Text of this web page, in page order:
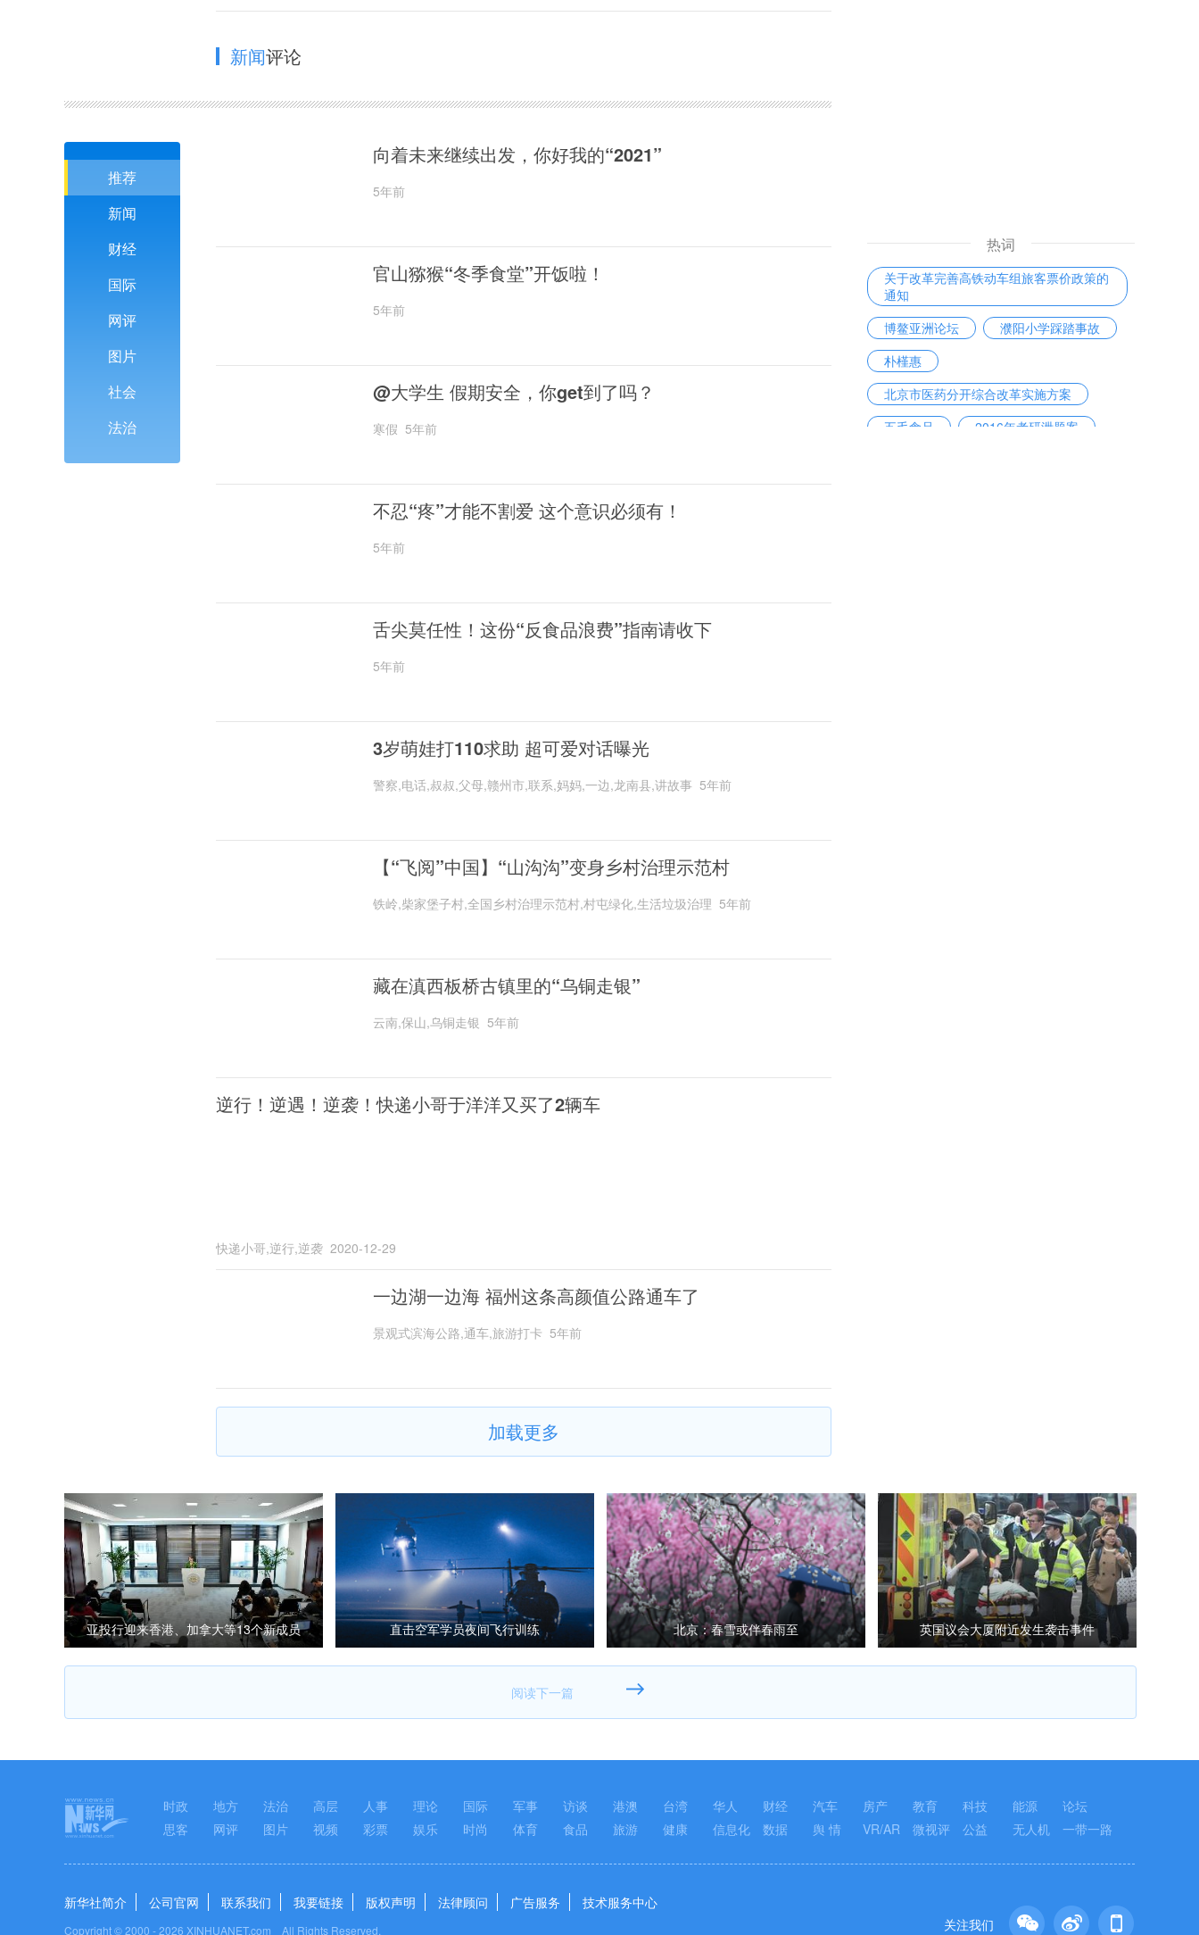
新闻评论
推荐
新闻
财经
国际
网评
图片
社会
法治
向着未来继续出发，你好我的“2021”
5年前
官山猕猴“冬季食堂”开饭啦！
5年前
@大学生 假期安全，你get到了吗？
寒假 5年前
不忍“疼”才能不割爱 这个意识必须有！
5年前
舌尖莫任性！这份“反食品浪费”指南请收下
5年前
3岁萌娃打110求助 超可爱对话曝光
警察,电话,叔叔,父母,赣州市,联系,妈妈,一边,龙南县,讲故事 5年前
【“飞阅”中国】“山沟沟”变身乡村治理示范村
铁岭,柴家堡子村,全国乡村治理示范村,村屯绿化,生活垃圾治理 5年前
藏在滇西板桥古镇里的“乌铜走银”
云南,保山,乌铜走银 5年前
逆行！逆遇！逆袭！快递小哥于洋洋又买了2辆车
快递小哥,逆行,逆袭 2020-12-29
一边湖一边海 福州这条高颜值公路通车了
景观式滨海公路,通车,旅游打卡 5年前
加载更多
热词
关于改革完善高铁动车组旅客票价政策的
通知
博鳌亚洲论坛
濮阳小学踩踏事故
朴槿惠
北京市医药分开综合改革实施方案
五毛食品
2016年考研泄题案
亚投行迎来香港、加拿大等13个新成员 直击空军学员夜间飞行训练 北京：春雪或伴春雨至 英国议会大厦附近发生袭击事件
时政 地方 法治 高层 人事 理论 国际 军事 访谈 港澳 台湾 华人 财经 汽车 房产 教育 科技 能源
论坛
思客
网评 图片 视频 彩票 娱乐 时尚 体育 食品 旅游 健康 信息化 数据 舆 情 VR/AR 微视评 公益 无人机 一带一路
关注我们
新华社简介 公司官网 联系我们 我要链接 版权声明 法律顾问 广告服务 技术服务中心
Copyright © 2000 -2026 XINHUANET.com All Rights Reserved.